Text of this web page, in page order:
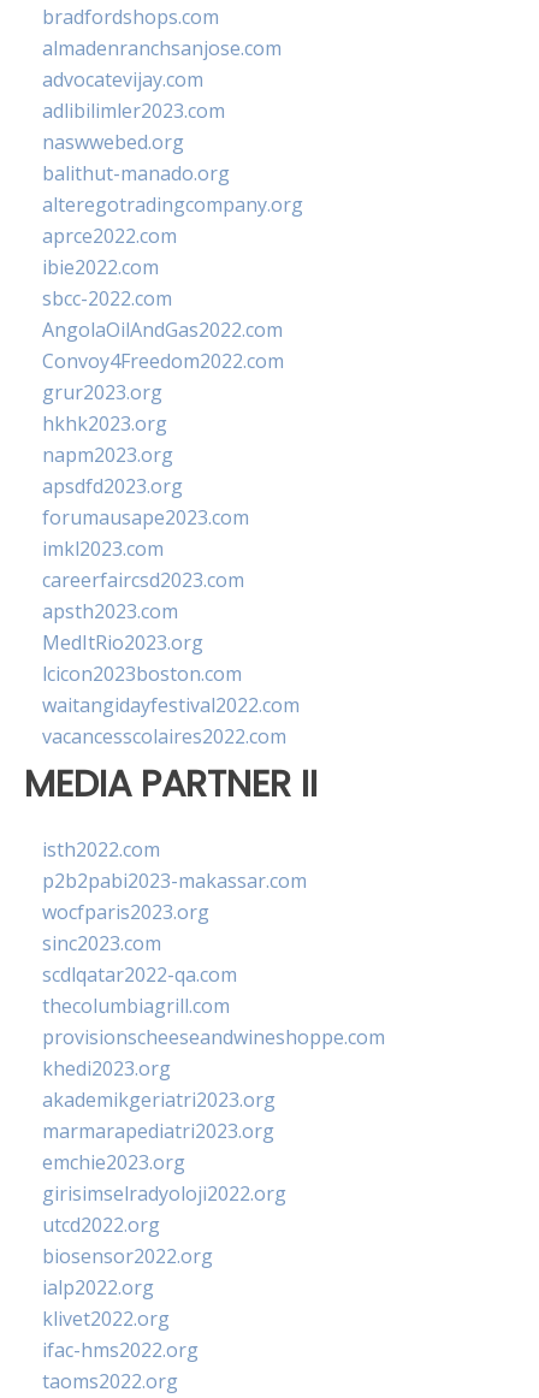
bradfordshops.com
almadenranchsanjose.com
advocatevijay.com
adlibilimler2023.com
naswwebed.org
balithut-manado.org
alteregotradingcompany.org
aprce2022.com
ibie2022.com
sbcc-2022.com
AngolaOilAndGas2022.com
Convoy4Freedom2022.com
grur2023.org
hkhk2023.org
napm2023.org
apsdfd2023.org
forumausape2023.com
imkl2023.com
careerfaircsd2023.com
apsth2023.com
MedItRio2023.org
lcicon2023boston.com
waitangidayfestival2022.com
vacancesscolaires2022.com
MEDIA PARTNER II
isth2022.com
p2b2pabi2023-makassar.com
wocfparis2023.org
sinc2023.com
scdlqatar2022-qa.com
thecolumbiagrill.com
provisionscheeseandwineshoppe.com
khedi2023.org
akademikgeriatri2023.org
marmarapediatri2023.org
emchie2023.org
girisimselradyoloji2022.org
utcd2022.org
biosensor2022.org
ialp2022.org
klivet2022.org
ifac-hms2022.org
taoms2022.org